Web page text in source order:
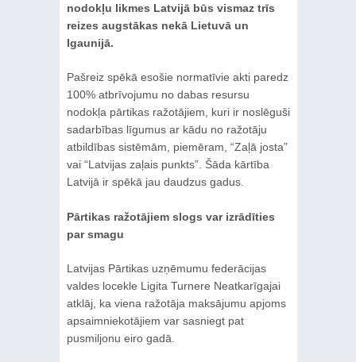
nodokļu likmes Latvijā būs vismaz trīs
reizes augstākas nekā Lietuvā un
Igaunijā.
Pašreiz spēkā esošie normatīvie akti paredz
100% atbrīvojumu no dabas resursu
nodokļa pārtikas ražotājiem, kuri ir noslēguši
sadarbības līgumus ar kādu no ražotāju
atbildības sistēmām, piemēram, “Zaļā josta”
vai “Latvijas zaļais punkts”. Šāda kārtība
Latvijā ir spēkā jau daudzus gadus.
Pārtikas ražotājiem slogs var izrādīties
par smagu
Latvijas Pārtikas uzņēmumu federācijas
valdes locekle Ligita Turnere Neatkarīgajai
atklāj, ka viena ražotāja maksājumu apjoms
apsaimniekotājiem var sasniegt pat
pusmiljonu eiro gadā.